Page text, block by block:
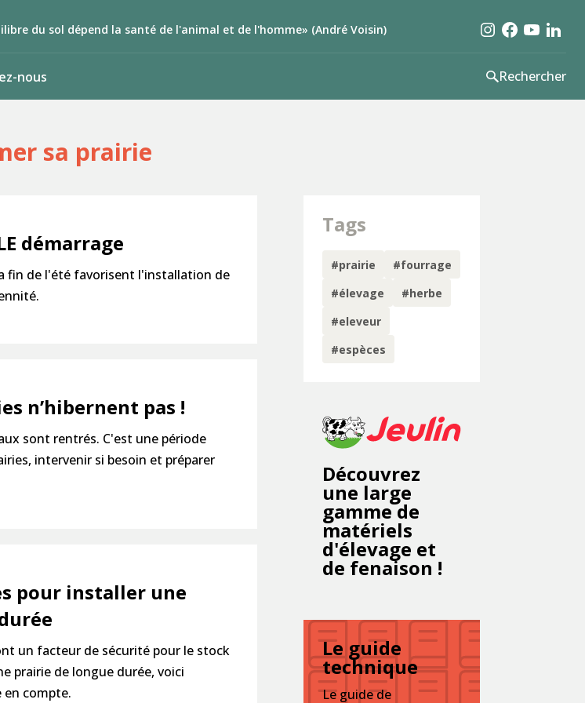
du sol dépend la santé de l'animal et de l'homme» (André Voisin)
nous Rechercher
sa prairie
démarrage
fin de l'été favorisent l'installation de
n’hibernent pas !
sont rentrés. C'est une période
intervenir si besoin et préparer
pour installer une
un facteur de sécurité pour le stock
prairie de longue durée, voici
en compte.
Tags
#prairie
#fourrage
#élevage
#herbe
#eleveur
#espèces
Découvrez
une large
gamme de
matériels
d'élevage et
de fenaison !
Le guide
technique
Le guide de